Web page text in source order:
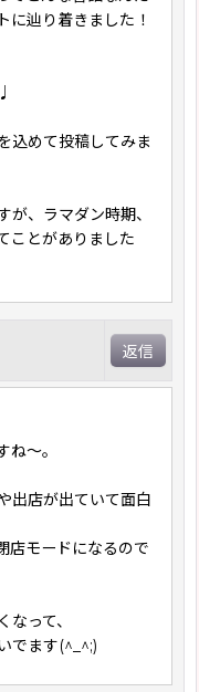
に辿り着きました！
込めて投稿してみま
、ラマダン時期、
ことがありました
返信
〜。
出店が出ていて面白
店モードになるので
って、
でます(^_^;)